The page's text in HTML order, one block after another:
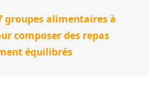
groupes alimentaires à
composer des repas
équilibrés